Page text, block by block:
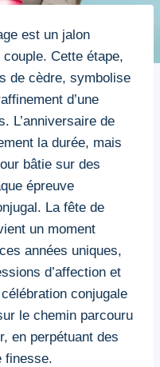
est un jalon
couple. Cette étape,
de cèdre, symbolise
d’une
L’anniversaire de
la durée, mais
bâtie sur des
épreuve
La fête de
un moment
années uniques,
d’affection et
conjugale
le chemin parcouru
en perpétuant des
finesse.